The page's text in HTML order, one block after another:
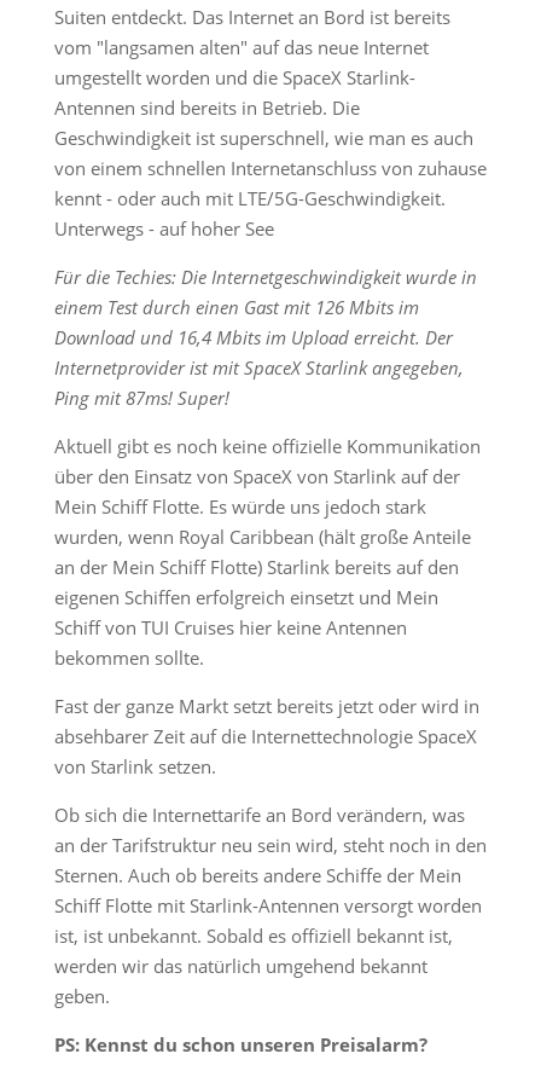
Suiten entdeckt. Das Internet an Bord ist bereits
vom "langsamen alten" auf das neue Internet
umgestellt worden und die SpaceX Starlink-
Antennen sind bereits in Betrieb. Die
Geschwindigkeit ist superschnell, wie man es auch
von einem schnellen Internetanschluss von zuhause
kennt - oder auch mit LTE/5G-Geschwindigkeit.
Unterwegs - auf hoher See
Für die Techies: Die Internetgeschwindigkeit wurde in
einem Test durch einen Gast mit 126 Mbits im
Download und 16,4 Mbits im Upload erreicht. Der
Internetprovider ist mit SpaceX Starlink angegeben,
Ping mit 87ms! Super!
Aktuell gibt es noch keine offizielle Kommunikation
über den Einsatz von SpaceX von Starlink auf der
Mein Schiff Flotte. Es würde uns jedoch stark
wurden, wenn Royal Caribbean (hält große Anteile
an der Mein Schiff Flotte) Starlink bereits auf den
eigenen Schiffen erfolgreich einsetzt und Mein
Schiff von TUI Cruises hier keine Antennen
bekommen sollte.
Fast der ganze Markt setzt bereits jetzt oder wird in
absehbarer Zeit auf die Internettechnologie SpaceX
von Starlink setzen.
Ob sich die Internettarife an Bord verändern, was
an der Tarifstruktur neu sein wird, steht noch in den
Sternen. Auch ob bereits andere Schiffe der Mein
Schiff Flotte mit Starlink-Antennen versorgt worden
ist, ist unbekannt. Sobald es offiziell bekannt ist,
werden wir das natürlich umgehend bekannt
geben.
PS: Kennst du schon unseren Preisalarm?